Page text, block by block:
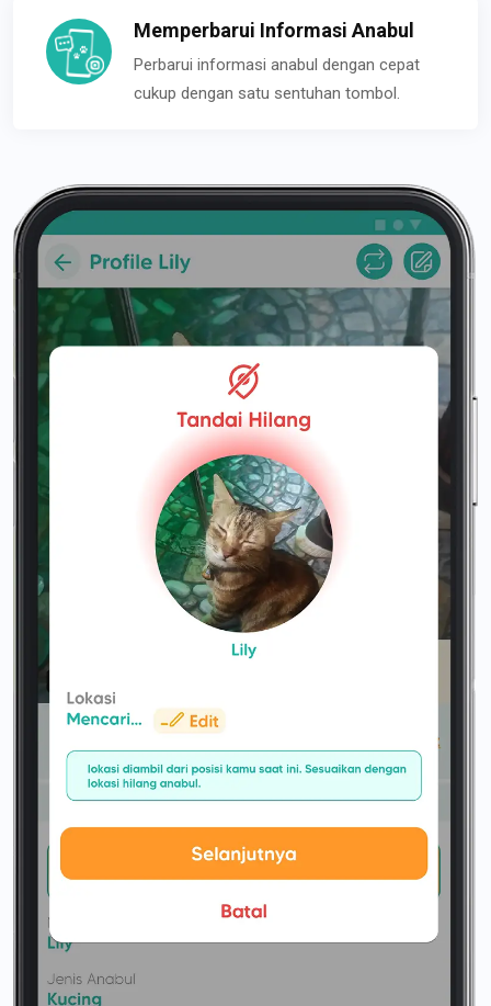
Memperbarui Informasi Anabul
Perbarui informasi anabul dengan cepat
cukup dengan satu sentuhan tombol.